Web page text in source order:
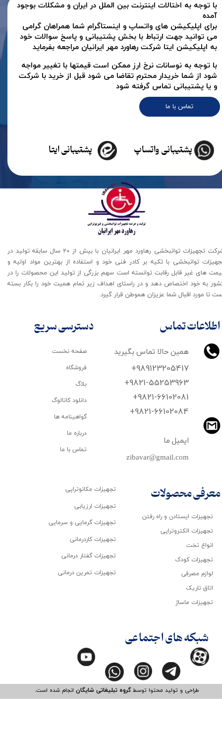
تماس با ما
با توجه به اختالات اینترنت بین الملل در ایران و مشکلات بوجود
آمده
برای اپلیکیشن های واتساپ و اینستاگرام شما همراهان گرامی
می توانید جهت ارتباط با بخش پشتیبانی و پاسخ سوالات خود
به اپلیکیشن ایتا شرکت رهاورد مهر ایرانیان مراجعه بفرماید
پشتیبانی ایتا پشتیبانی واتساپ
با توجه به نوسانات نرخ ارز ممکن است قیمتها با تغییر مواجه
شود از شما خریدار محترم تقاضا می شود قبل از خرید با شرکت
و یا پشتیبانی تماس گرفته شود
اطلاعات تماس
همین حالا تماس بگیرید
+989123205417
+9821-55253963
+9821-66102081
​​​​​​​+9821-66102084
zibavar@gmail.com
ایمیل ما
شرکت تجهیزات توانبخشی رهاورد مهر ایرانیان با بیش از 20 سال سابقه تولید در
توانبخشی با تکیه بر کادر فنی خود و استفاده از بهترین مواد اولیه و
های غیر قابل رقابت توانسته است سهم بزرگی از تولید این محصولات را در
به خود اختصاص دهد و در راستای اهداف زیر تمام همیت خود را بکار بسته
تا مورد اقبال شما عزیزان هموطن قرار گیرد​​​​​​​.
طراحی و تولید محتوا توسطگروه تبلیغاتی شایگانانجام شده است.​​​​​​​
تجهیزات ایستادن و راه رفتن
تجهیزات الکتروتراپی
انواع تخت
تجهیزات کودک
لوازم مصرفی
اتاق تاریک
تجهیزات ماساژ
صفحه نخست
فروشگاه
بلاگ
دانلود کاتالوگ
گواهینامه ها
درباره ما
تماس با ما
تجهیزات مکانوتراپی
تجهیزات ارزیابی
تجهیزات گرمایی و سرمایی
تجهیزات کاردرمانی
تجهیزات گفتار درمانی
تجهیزات تمرین درمانی
دسترسی سریع
معرفی محصولات
شبکه های اجتماعی